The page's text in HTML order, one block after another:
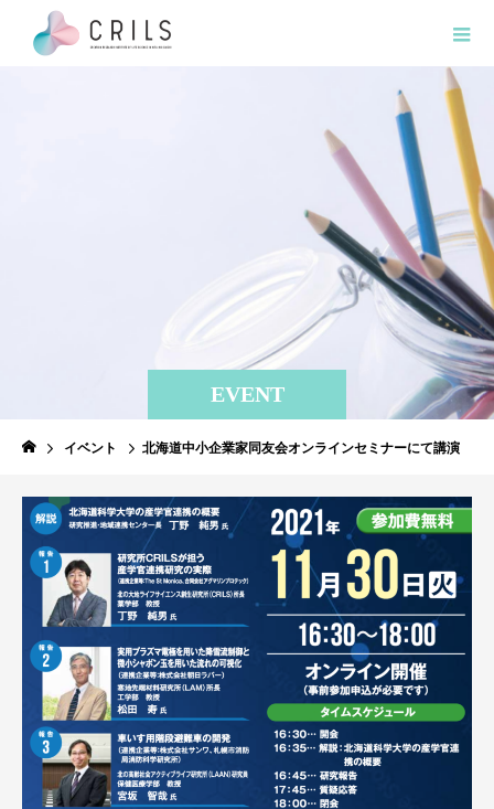
EVENT
イベント 北海道中小企業家同友会オンラインセミナーにて講演